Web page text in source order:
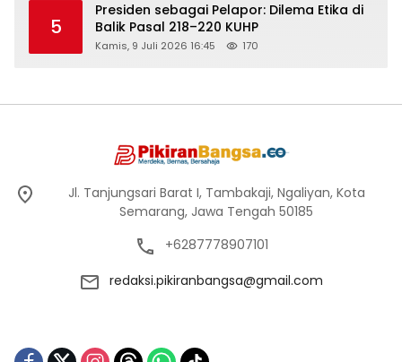
5
Presiden sebagai Pelapor: Dilema Etika di
Balik Pasal 218–220 KUHP
Kamis, 9 Juli 2026 16:45 170
Jl. Tanjungsari Barat I, Tambakaji, Ngaliyan, Kota
Semarang, Jawa Tengah 50185
+6287778907101
redaksi.pikiranbangsa@gmail.com